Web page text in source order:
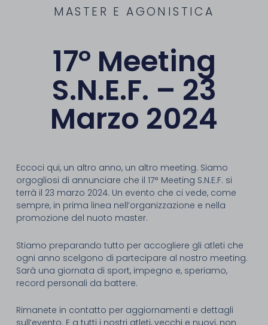
MASTER E AGONISTICA
17° Meeting
S.N.E.F. – 23
Marzo 2024
Eccoci qui, un altro anno, un altro meeting. Siamo
orgogliosi di annunciare che il 17° Meeting S.N.E.F. si
terrà il 23 marzo 2024. Un evento che ci vede, come
sempre, in prima linea nell’organizzazione e nella
promozione del nuoto master.
Stiamo preparando tutto per accogliere gli atleti che
ogni anno scelgono di partecipare al nostro meeting.
Sarà una giornata di sport, impegno e, speriamo,
record personali da battere.
Rimanete in contatto per aggiornamenti e dettagli